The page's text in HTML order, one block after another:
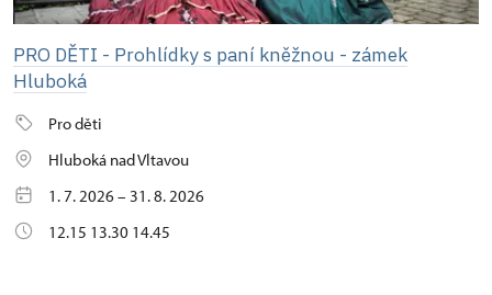
PRO DĚTI - Prohlídky s paní kněžnou - zámek
Hluboká
Pro děti
Hluboká nad Vltavou
1. 7. 2026 – 31. 8. 2026
12.15 13.30 14.45